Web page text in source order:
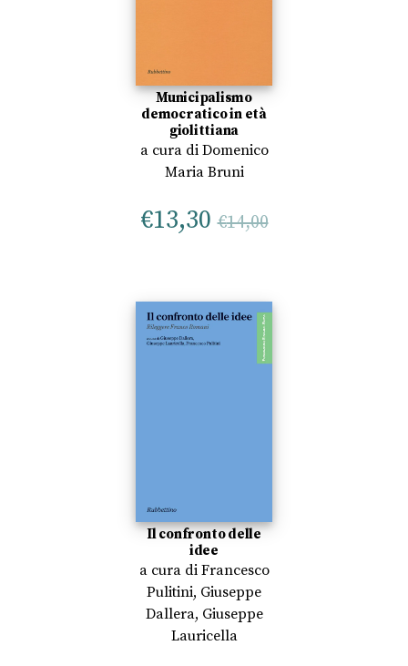
Municipalismo
democratico in età
giolittiana
a cura di Domenico
Maria Bruni
€13,30 €14,00
Il confronto delle
idee
a cura di Francesco
Pulitini, Giuseppe
Dallera, Giuseppe
Lauricella